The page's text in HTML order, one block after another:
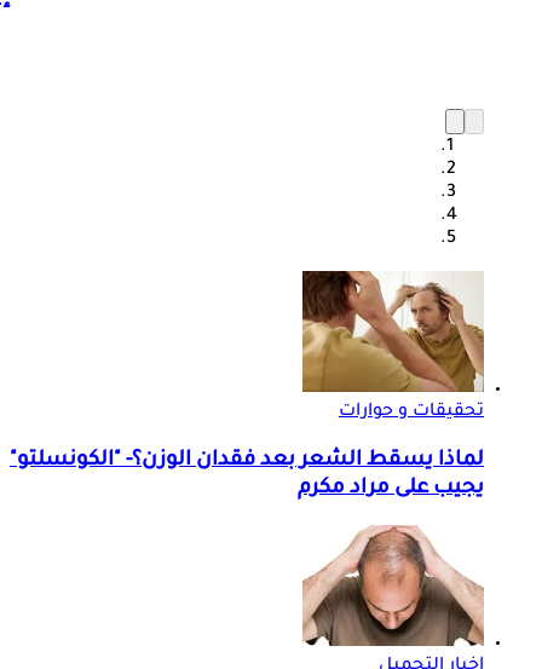
تحقيقات و حوارات
لماذا يسقط الشعر بعد فقدان الوزن؟- "الكونسلتو"
يجيب على مراد مكرم